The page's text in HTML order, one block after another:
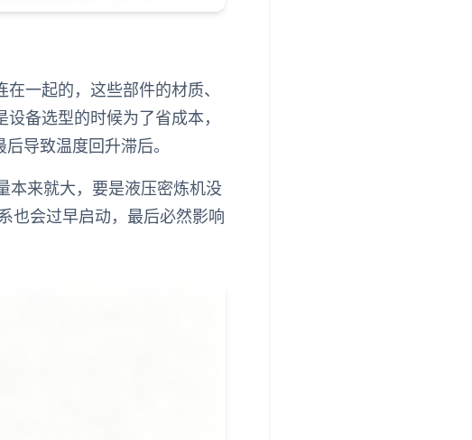
一起的，这些部件的材质、
备选型的时候为了省成本，
导致温度回升滞后。
本来就大，要是液压密炼机没
也会过早启动，最后必然影响